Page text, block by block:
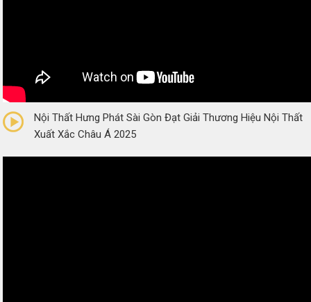
(0 Reviews)
Nội Thất Hưng Phát Sài Gòn Đạt Giải Thương Hiệu Nội Thất
Xuất Xắc Châu Á 2025